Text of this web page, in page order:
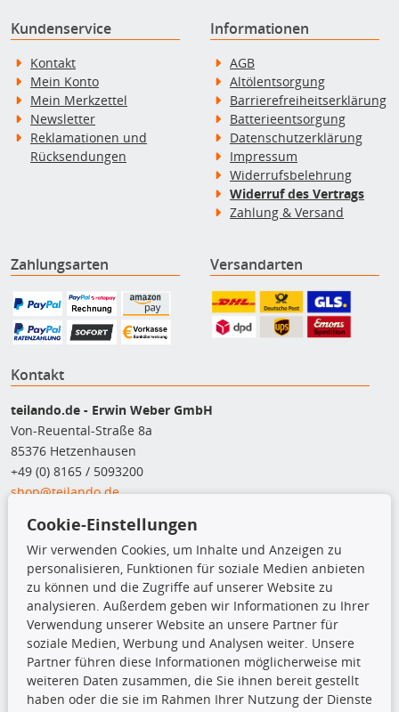
Kundenservice
Kontakt
Mein Konto
Mein Merkzettel
Newsletter
Reklamationen und
Rücksendungen
Informationen
AGB
Altölentsorgung
Barrierefreiheitserklärung
Batterieentsorgung
Datenschutzerklärung
Impressum
Widerrufsbelehrung
Widerruf des Vertrags
Zahlung & Versand
Zahlungsarten Versandarten
Kontakt
teilando.de - Erwin Weber GmbH
Von-Reuental-Straße 8a
85376 Hetzenhausen
+49 (0) 8165 / 5093200
shop@teilando.de
Top Produkte
Beleuchtung
Bremsbeläge
Bremsscheiben
Kupplungssatz
Querlenker
Radlager
Stoßdämpfer
Cookie-Einstellungen
Wir verwenden Cookies, um Inhalte und Anzeigen zu
personalisieren, Funktionen für soziale Medien anbieten
zu können und die Zugriffe auf unserer Website zu
analysieren. Außerdem geben wir Informationen zu Ihrer
Verwendung unserer Website an unsere Partner für
soziale Medien, Werbung und Analysen weiter. Unsere
Partner führen diese Informationen möglicherweise mit
weiteren Daten zusammen, die Sie ihnen bereit gestellt
haben oder die sie im Rahmen Ihrer Nutzung der Dienste